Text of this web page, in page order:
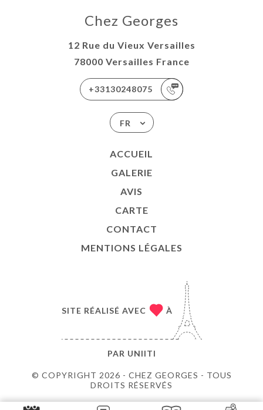
Chez Georges
12 Rue du Vieux Versailles
78000 Versailles France
+33130248075
FR
ACCUEIL
GALERIE
AVIS
CARTE
CONTACT
MENTIONS LÉGALES
© COPYRIGHT 2026 - CHEZ GEORGES - TOUS
DROITS RÉSERVÉS
SITE RÉALISÉ AVEC À
PAR UNIITI